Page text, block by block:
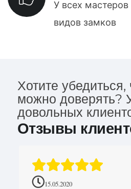
У всех
видов замков
Хотите убедиться,
можно доверять?
довольных
Отзывы
15.05.2020